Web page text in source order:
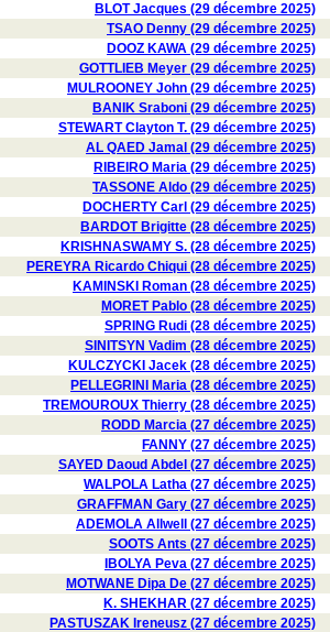
BLOT Jacques (29 décembre 2025)
TSAO Denny (29 décembre 2025)
DOOZ KAWA (29 décembre 2025)
GOTTLIEB Meyer (29 décembre 2025)
MULROONEY John (29 décembre 2025)
BANIK Sraboni (29 décembre 2025)
STEWART Clayton T. (29 décembre 2025)
AL QAED Jamal (29 décembre 2025)
RIBEIRO Maria (29 décembre 2025)
TASSONE Aldo (29 décembre 2025)
DOCHERTY Carl (29 décembre 2025)
BARDOT Brigitte (28 décembre 2025)
KRISHNASWAMY S. (28 décembre 2025)
PEREYRA Ricardo Chiqui (28 décembre 2025)
KAMINSKI Roman (28 décembre 2025)
MORET Pablo (28 décembre 2025)
SPRING Rudi (28 décembre 2025)
SINITSYN Vadim (28 décembre 2025)
KULCZYCKI Jacek (28 décembre 2025)
PELLEGRINI Maria (28 décembre 2025)
TREMOUROUX Thierry (28 décembre 2025)
RODD Marcia (27 décembre 2025)
FANNY (27 décembre 2025)
SAYED Daoud Abdel (27 décembre 2025)
WALPOLA Latha (27 décembre 2025)
GRAFFMAN Gary (27 décembre 2025)
ADEMOLA Allwell (27 décembre 2025)
SOOTS Ants (27 décembre 2025)
IBOLYA Peva (27 décembre 2025)
MOTWANE Dipa De (27 décembre 2025)
K. SHEKHAR (27 décembre 2025)
PASTUSZAK Ireneusz (27 décembre 2025)